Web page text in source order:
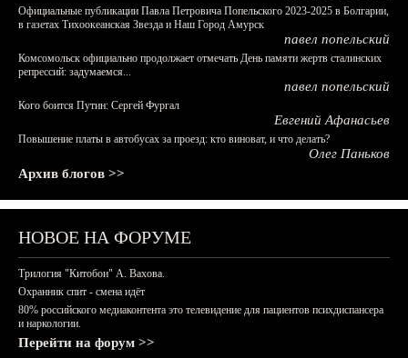
Официальные публикации Павла Петровича Попельского 2023-2025 в Болгарии,
в газетах Тихоокеанская Звезда и Наш Город Амурск
павел попельский
Комсомольск официально продолжает отмечать День памяти жертв сталинских
репрессий: задумаемся...
павел попельский
Кого боится Путин: Сергей Фургал
Евгений Афанасьев
Повышение платы в автобусах за проезд: кто виноват, и что делать?
Олег Паньков
Архив блогов >>
НОВОЕ НА ФОРУМЕ
Трилогия "Китобои" А. Вахова.
Охранник спит - смена идёт
80% российского медиаконтента это телевидение для пациентов психдиспансера
и наркологии.
Перейти на форум >>